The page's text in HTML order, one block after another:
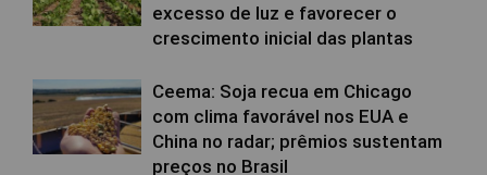
excesso de luz e favorecer o
crescimento inicial das plantas
Ceema: Soja recua em Chicago
com clima favorável nos EUA e
China no radar; prêmios sustentam
preços no Brasil